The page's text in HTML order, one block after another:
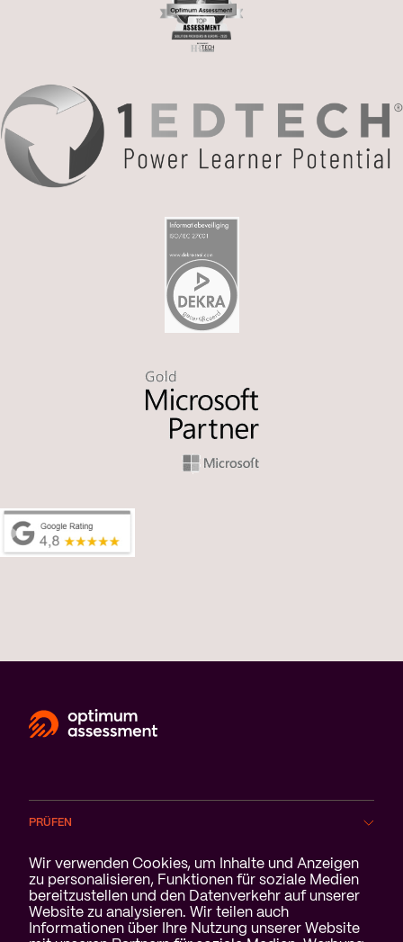
Cookie-Benachrichtigung
Wir verwenden Cookies, um Inhalte und Anzeigen
zu personalisieren, Funktionen für soziale Medien
bereitzustellen und den Datenverkehr auf unserer
Website zu analysieren. Wir teilen auch
Informationen über Ihre Nutzung unserer Website
PRÜFEN
BRANCHEN
SERVICE